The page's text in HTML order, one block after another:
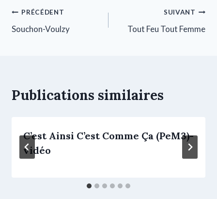
PRÉCÉDENT
Souchon-Voulzy
SUIVANT
Tout Feu Tout Femme
Publications similaires
C’est Ainsi C’est Comme Ça (PeM3)-
vidéo